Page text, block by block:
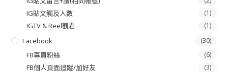
IG貼文觸及人數 (1)
IGTV & Reel觀看 (1)
Facebook (30)
FB專頁粉絲 (6)
FB個人頁面追蹤/加好友 (3)